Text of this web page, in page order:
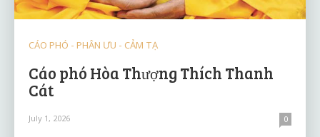
CÁO PHÓ - PHÂN ƯU - CẢM TẠ
Cáo phó Hòa Thượng Thích Thanh
Cát
July 1, 2026 0